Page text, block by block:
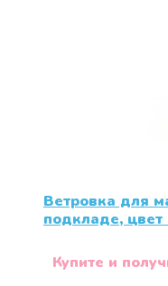
Ветровка для
подкладе, цвет
Купите и